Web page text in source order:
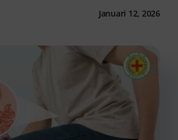
Januari 12, 2026